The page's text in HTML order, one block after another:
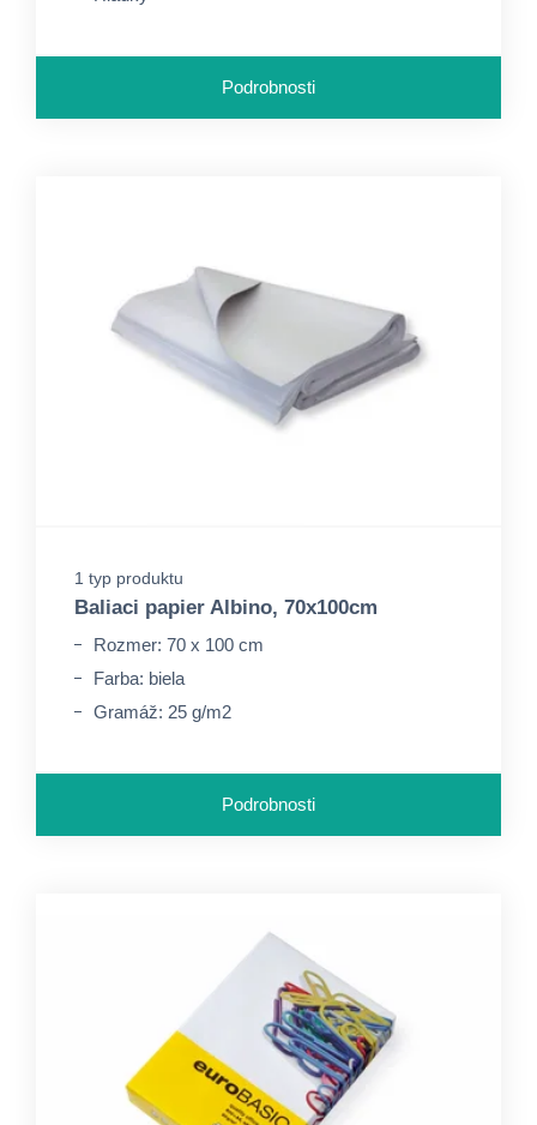
Podrobnosti
1 typ produktu
Baliaci papier Albino, 70x100cm
Rozmer: 70 x 100 cm
Farba: biela
Gramáž: 25 g/m2
Podrobnosti